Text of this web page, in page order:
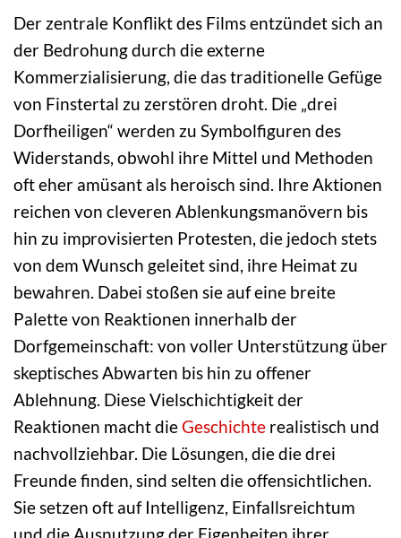
Der zentrale Konflikt des Films entzündet sich an
der Bedrohung durch die externe
Kommerzialisierung, die das traditionelle Gefüge
von Finstertal zu zerstören droht. Die „drei
Dorfheiligen“ werden zu Symbolfiguren des
Widerstands, obwohl ihre Mittel und Methoden
oft eher amüsant als heroisch sind. Ihre Aktionen
reichen von cleveren Ablenkungsmanövern bis
hin zu improvisierten Protesten, die jedoch stets
von dem Wunsch geleitet sind, ihre Heimat zu
bewahren. Dabei stoßen sie auf eine breite
Palette von Reaktionen innerhalb der
Dorfgemeinschaft: von voller Unterstützung über
skeptisches Abwarten bis hin zu offener
Ablehnung. Diese Vielschichtigkeit der
Reaktionen macht dieGeschichte realistisch und
nachvollziehbar. Die Lösungen, die die drei
Freunde finden, sind selten die offensichtlichen.
Sie setzen oft auf Intelligenz, Einfallsreichtum
und die Ausnutzung der Eigenheiten ihrer